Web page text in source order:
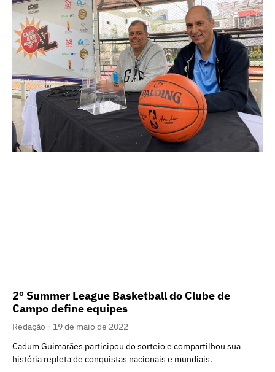
2º Summer League Basketball do Clube de
Campo define equipes
Redação
19 de maio de 2022
Cadum Guimarães participou do sorteio e compartilhou sua
história repleta de conquistas nacionais e mundiais.